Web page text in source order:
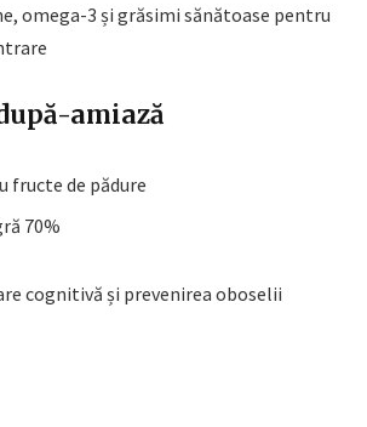
omega-3 și grăsimi sănătoase pentru
amiază
fructe de pădure
70%
cognitivă și prevenirea oboselii